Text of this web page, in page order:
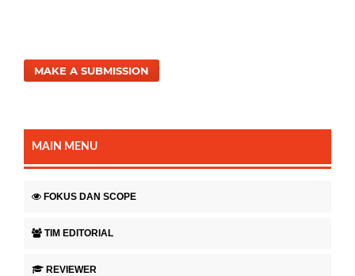
MAKE A SUBMISSION
MAIN MENU
FOKUS DAN SCOPE
TIM EDITORIAL
REVIEWER